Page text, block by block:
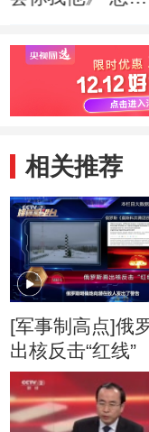
相关推荐
[军事制高点]俄
出核反击“红线”